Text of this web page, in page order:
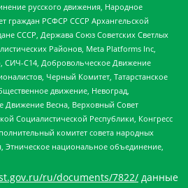
русского движения, Народное
граждан РСФСР СССР Архангельской
СССР, Держава Союз Советских Светлых
Районов, Meta Platforms Inc,
СИЧ-С14, Добровольческое Движение
Черный Комитет, Татарстанское
движение, Невоград,
Движение Весна, Верховный Совет
Социалистической Республики, Конгресс
комитет совета народных
Этническое национальное объединение,
ru/documents/7822/ данные